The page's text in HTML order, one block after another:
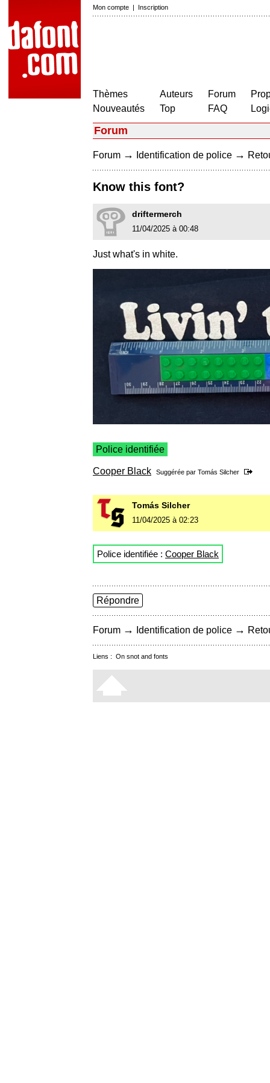
Mon compte | Inscription
Thèmes
Nouveautés
Auteurs
Top
Forum
FAQ
Forum
Forum → Identification de police →
Know this font?
driftermerch
11/04/2025 à 00:48
Just what's in white.
Police identifiée
Cooper Black Suggérée par Tomás Silcher
Tomás Silcher
11/04/2025 à 02:23
Police identifiée : Cooper Black
Répondre
Forum → Identification de police →
Liens : On snot and fonts